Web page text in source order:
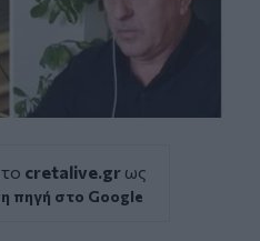
cretalive.gr ως
πηγή στο Google